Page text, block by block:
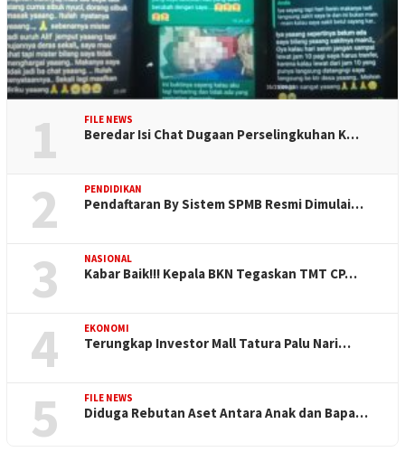
1 FILE NEWS
Beredar Isi Chat Dugaan Perselingkuhan K…
2 PENDIDIKAN
Pendaftaran By Sistem SPMB Resmi Dimulai…
3 NASIONAL
Kabar Baik!!! Kepala BKN Tegaskan TMT CP…
4 EKONOMI
Terungkap Investor Mall Tatura Palu Nari…
5 FILE NEWS
Diduga Rebutan Aset Antara Anak dan Bapa…